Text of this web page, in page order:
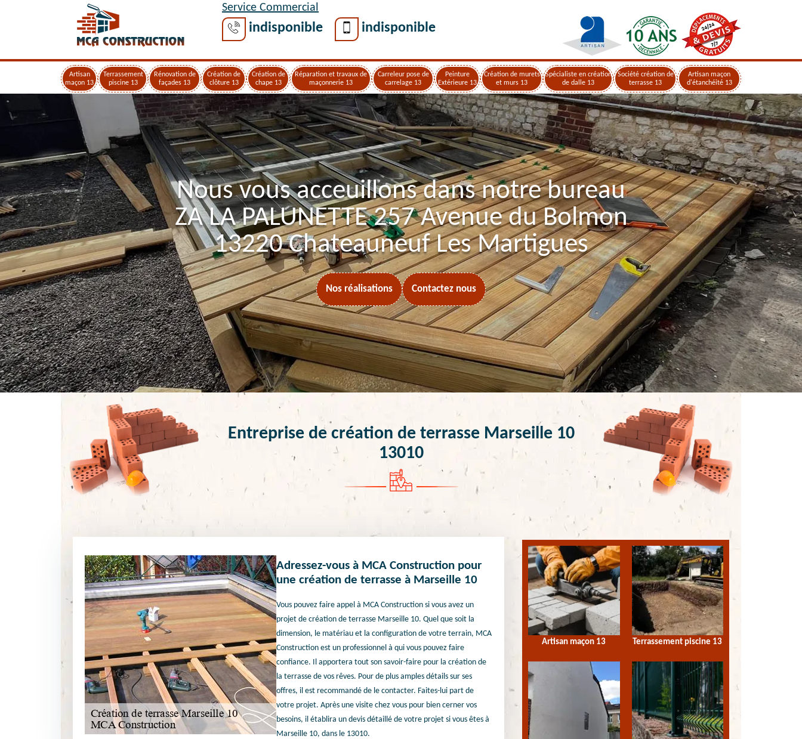
Service Commercial
indisponible indisponible
Artisan
maçon 13
Terrassement
piscine 13
Rénovation de
façades 13
Création de
clôture 13
Création de
chape 13
Réparation et travaux de
maçonnerie 13
Carreleur pose de
carrelage 13
Peinture
Extérieure 13
Création de murets
et murs 13
Spécialiste en création
de dalle 13
Société création de
terrasse 13
Artisan maçon
d'étanchéité 13
Nous vous acceuillons dans notre bureau
ZA LA PALUNETTE 257 Avenue du Bolmon
13220 Chateauneuf Les Martigues
Nos réalisations Contactez nous
Entreprise de création de terrasse Marseille 10
13010
Adressez-vous à MCA Construction pour
une création de terrasse à Marseille 10
Vous pouvez faire appel à MCA Construction si vous avez un
projet de création de terrasse Marseille 10. Quel que soit la
dimension, le matériau et la configuration de votre terrain, MCA
Construction est un professionnel à qui vous pouvez faire
confiance. Il apportera tout son savoir-faire pour la création de
la terrasse de vos rêves. Pour de plus amples détails sur ses
offres, il est recommandé de le contacter. Faites-lui part de
votre projet. Après une visite chez vous pour bien cerner vos
besoins, il établira un devis détaillé de votre projet si vous êtes à
Marseille 10, dans le 13010.
Artisan maçon 13 Terrassement piscine 13